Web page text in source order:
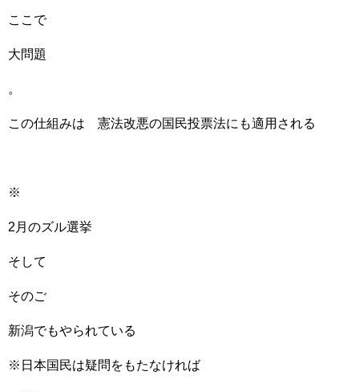
ここで
大問題
。
この仕組みは 憲法改悪の国民投票法にも適用される
※
2月のズル選挙
そして
そのご
新潟でもやられている
※日本国民は疑問をもたなければ